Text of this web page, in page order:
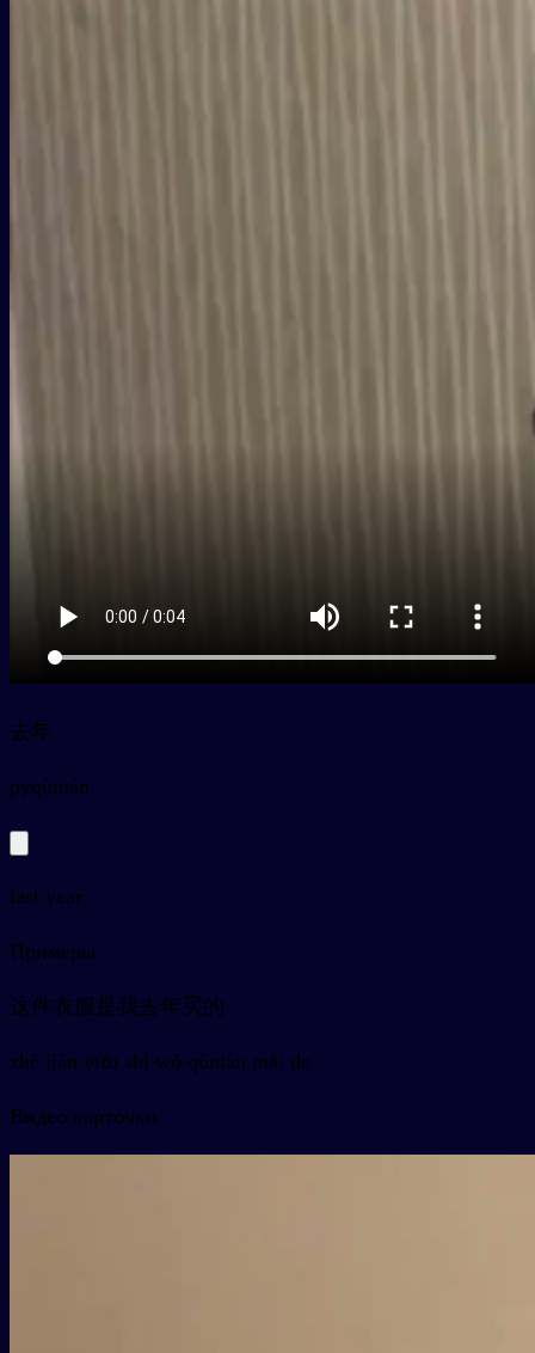
去年
pyqùnián
last year
Примеры
这件衣服是我去年买的
zhè jiàn yīfu shì wǒ qùnián mǎi de
Видео карточки